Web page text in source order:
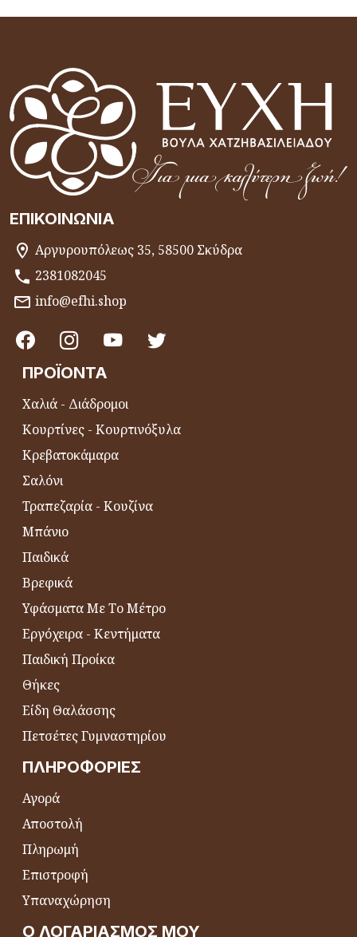
ΕΠΙΚΟΙΝΩΝΊΑ
Αργυρουπόλεως 35, 58500 Σκύδρα
2381082045
info@efhi.shop
ΠΡΟΪΌΝΤΑ
Χαλιά - Διάδρομοι
Κουρτίνες - Κουρτινόξυλα
Κρεβατοκάμαρα
Σαλόνι
Τραπεζαρία - Κουζίνα
Μπάνιο
Παιδικά
Βρεφικά
Υφάσματα Με Το Μέτρο
Εργόχειρα - Κεντήματα
Παιδική Προίκα
Θήκες
Είδη Θαλάσσης
Πετσέτες Γυμναστηρίου
ΠΛΗΡΟΦΟΡΊΕΣ
Αγορά
Αποστολή
Πληρωμή
Επιστροφή
Υπαναχώρηση
Ο ΛΟΓΑΡΙΑΣΜΌΣ ΜΟΥ